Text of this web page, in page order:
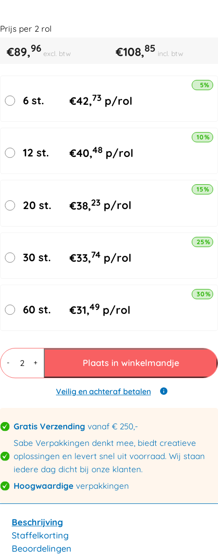
Prijs per 2 rol
€89,96 excl. btw €108,85 incl. btw
6 st. €42,73 p/rol
5%
12 st. €40,48 p/rol
10%
20 st. €38,23 p/rol
15%
30 st. €33,74 p/rol
25%
60 st. €31,49 p/rol
30%
-
PP
Omsnoeringsband
16mmx0.55mmx2000mtr
Blauw
+ Plaats in winkelmandje
Veilig en achteraf betalen
Gratis Verzending vanaf € 250,-
Sabe Verpakkingen denkt mee, biedt creatieve
oplossingen en levert snel uit voorraad. Wij staan
iedere dag dicht bij onze klanten.
Hoogwaardige verpakkingen
Beschrijving
Staffelkorting
Beoordelingen